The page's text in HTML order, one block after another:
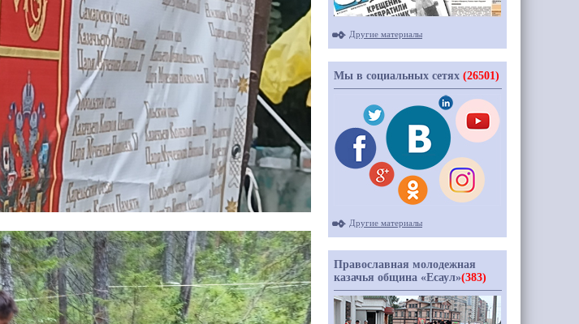
Другие материалы
Мы в социальных сетях (26501)
Другие материалы
Православная молодежная
казачья община «Есаул»(383)